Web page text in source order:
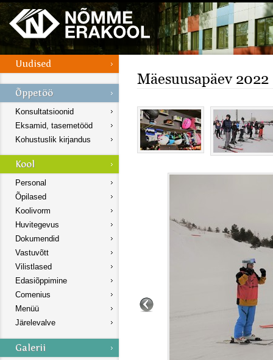
Konsultatsioonid
Eksamid, tasemetööd
Kohustuslik kirjandus
Personal
Õpilased
Koolivorm
Huvitegevus
Dokumendid
Vastuvõtt
Vilistlased
Edasiõppimine
Comenius
Menüü
Järelevalve
Mäesuusapäev 2022